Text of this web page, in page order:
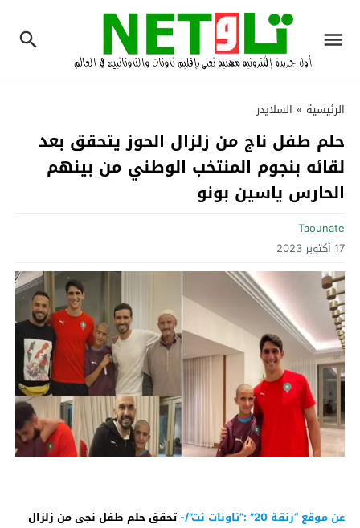
الرئيسية » السلايدر
حلم طفل ناج من زلزال الحوز يتحقق بعد
لقائه بنجوم المنتخب الوطني من بينهم
الحارس ياسين بونو
Taounate
17 أكتوبر 2023
عن موقع “زنقة 20” :”تاونات نت”/-
تحقق حلم طفل نجى من زلزال